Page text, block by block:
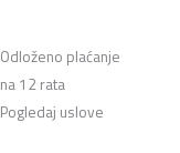
Odloženo plaćanje
na 12 rata
Pogledaj uslove